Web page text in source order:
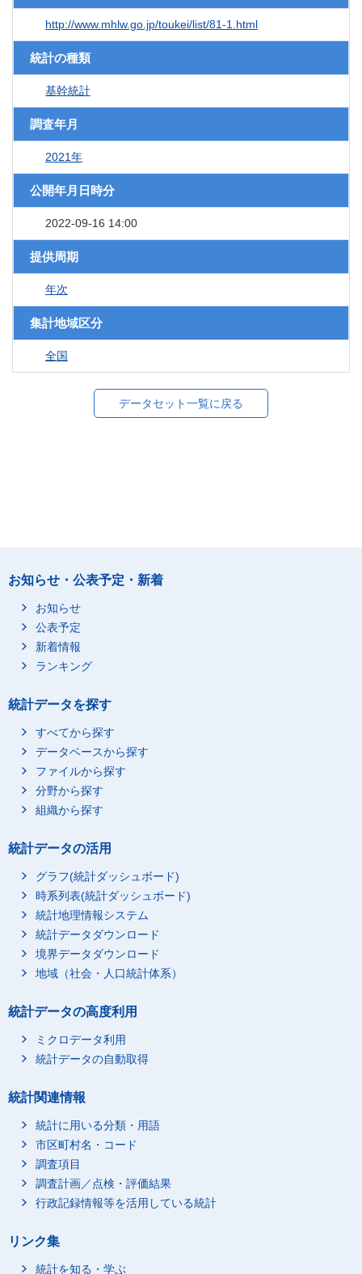
http://www.mhlw.go.jp/toukei/list/81-1.html
統計の種類
基幹統計
調査年月
2021年
公開年月日時分
2022-09-16 14:00
提供周期
年次
集計地域区分
全国
データセット一覧に戻る
お知らせ・公表予定・新着
お知らせ
公表予定
新着情報
ランキング
統計データを探す
すべてから探す
データベースから探す
ファイルから探す
分野から探す
組織から探す
統計データの活用
グラフ(統計ダッシュボード)
時系列表(統計ダッシュボード)
統計地理情報システム
統計データダウンロード
境界データダウンロード
地域（社会・人口統計体系）
統計データの高度利用
ミクロデータ利用
統計データの自動取得
統計関連情報
統計に用いる分類・用語
市区町村名・コード
調査項目
調査計画／点検・評価結果
行政記録情報等を活用している統計
リンク集
統計を知る・学ぶ